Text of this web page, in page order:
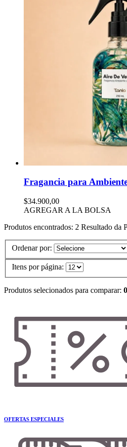
Fragancia para
$34.900,00
AGREGAR A LA BOLSA
Produtos encontrados: 2 Resultado da
Ordenar por:
Itens por página:
Produtos selecionados para comparar: 0
OFERTAS ESPECIALES